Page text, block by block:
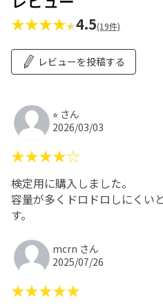
★★★★ 4.5(19件)
レビューを投稿する
⭐︎ さん
2026/03/03
★★★★☆
検定用に購入しました。
容量が多くドロドロしにくい
す。
mcrn さん
2025/07/26
★★★★★